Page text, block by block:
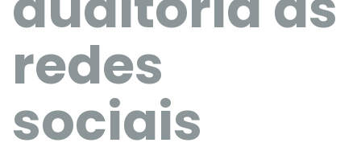
redes
sociais